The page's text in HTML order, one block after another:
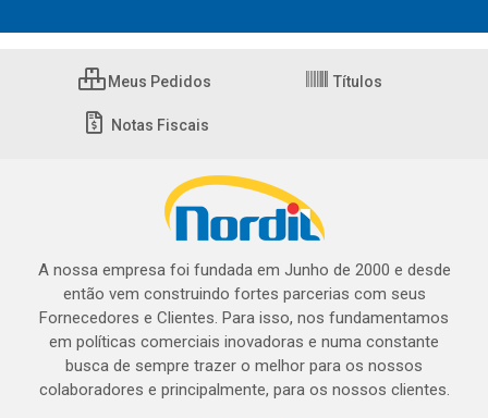
Meus Pedidos Títulos
Notas Fiscais
A nossa empresa foi fundada em Junho de 2000 e desde
então vem construindo fortes parcerias com seus
Fornecedores e Clientes. Para isso, nos fundamentamos
em políticas comerciais inovadoras e numa constante
busca de sempre trazer o melhor para os nossos
colaboradores e principalmente, para os nossos clientes.